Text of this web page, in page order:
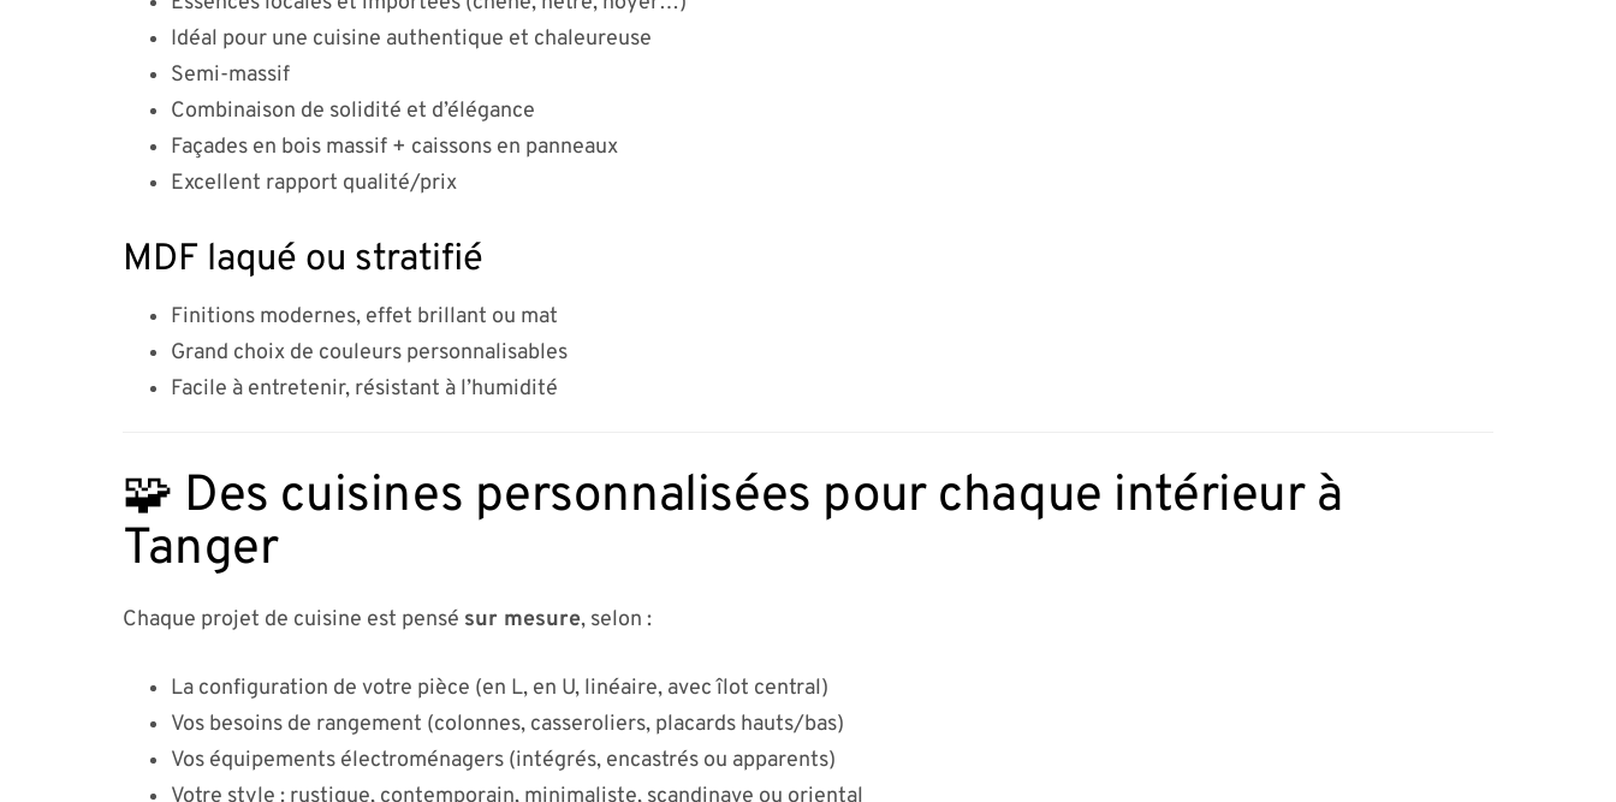
Idéal pour une cuisine authentique et chaleureuse
Semi-massif
Combinaison de solidité et d’élégance
Façades en bois massif + caissons en panneaux
Excellent rapport qualité/prix
MDF laqué ou stratifié
Finitions modernes, effet brillant ou mat
Grand choix de couleurs personnalisables
Facile à entretenir, résistant à l’humidité
🧩 Des cuisines personnalisées pour chaque intérieur à
Tanger
Chaque projet de cuisine est pensé sur mesure, selon :
La configuration de votre pièce (en L, en U, linéaire, avec îlot central)
Vos besoins de rangement (colonnes, casseroliers, placards hauts/bas)
Vos équipements électroménagers (intégrés, encastrés ou apparents)
Votre style : rustique, contemporain, minimaliste, scandinave ou oriental